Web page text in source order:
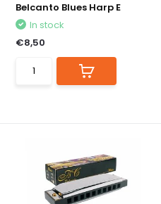
Belcanto Blues Harp E
In stock
€8,50